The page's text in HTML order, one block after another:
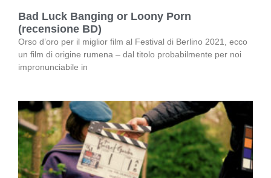
Bad Luck Banging or Loony Porn
(recensione BD)
Orso d’oro per il miglior film al Festival di Berlino 2021, ecco
un film di origine rumena – dal titolo probabilmente per noi
impronunciabile in